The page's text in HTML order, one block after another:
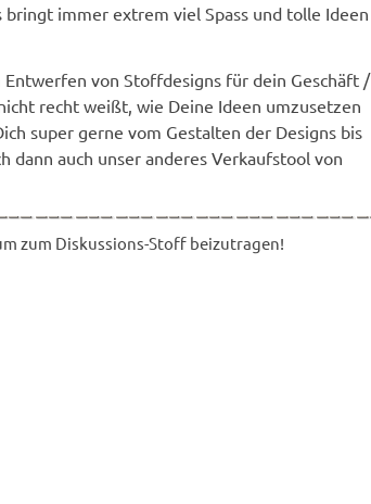
bringt immer extrem viel Spass und tolle Ideen
Entwerfen von Stoffdesigns für dein Geschäft /
recht weißt, wie Deine Ideen umzusetzen
super gerne vom Gestalten der Designs bis
dann auch unser anderes Verkaufstool von
zum Diskussions-Stoff beizutragen!